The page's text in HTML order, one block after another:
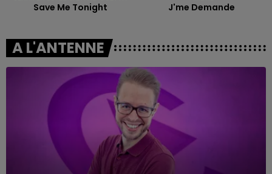
Save Me Tonight J'me Demande
A L'ANTENNE